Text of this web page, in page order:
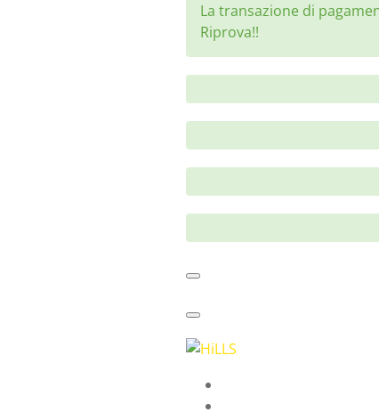
La transazione di
Riprova!!
Attiva/disattiva
Attiva/disattiva